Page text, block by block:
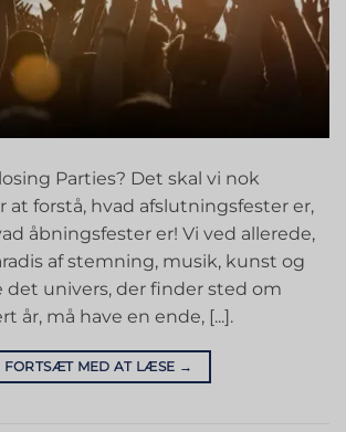
Parties? Det skal vi nok
forstå, hvad afslutningsfester er,
åbningsfester er! Vi ved allerede,
af stemning, musik, kunst og
det univers, der finder sted om
år, må have en ende, [...].
FORTSÆT MED AT LÆSE →